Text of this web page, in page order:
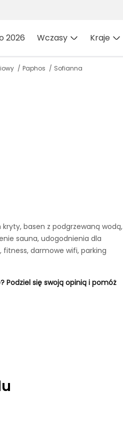
2026 Wczasy Kraje
Paphos Sofianna
basen z podgrzewaną wodą,
sauna, udogodnienia dla
darmowe wifi, parking
Podziel się swoją opinią i pomóż